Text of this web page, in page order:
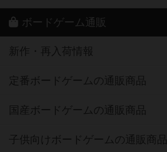
ボードゲーム通販
新作・再入荷情報
定番ボードゲームの通販商品
国産ボードゲームの通販商品
子供向けボードゲームの通販商品